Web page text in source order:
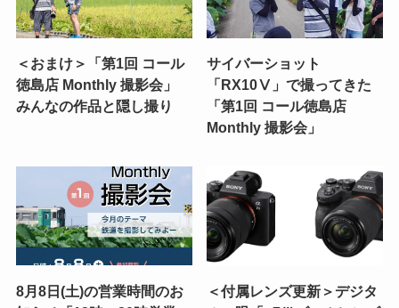
＜おまけ＞「第1回 コール
徳島店 Monthly 撮影会」
みんなの作品と隠し撮り
サイバーショット
「RX10Ⅴ」で撮ってきた
「第1回 コール徳島店
Monthly 撮影会」
8月8日(土)の営業時間のお
＜付属レンズ更新＞デジタ